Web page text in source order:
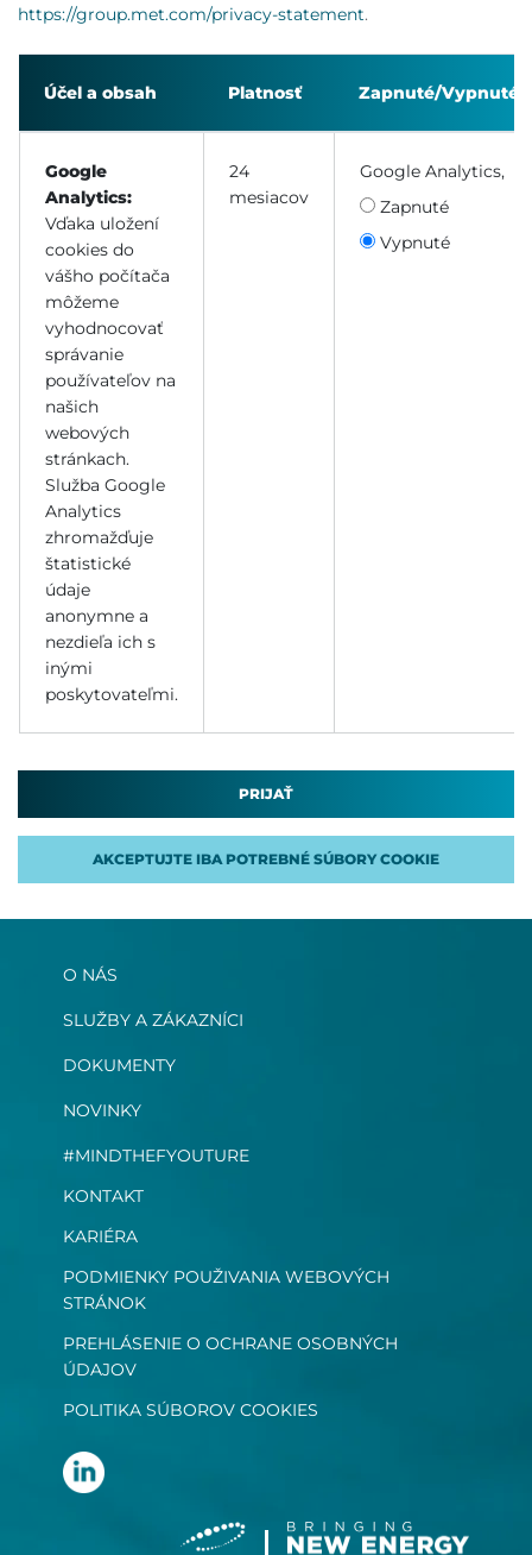
https://group.met.com/privacy-statement.
Účel a obsah Platnosť Zapnuté/Vypnuté
Google
Analytics:
Vďaka uložení
cookies do
vášho počítača
môžeme
vyhodnocovať
správanie
používateľov na
našich
webových
stránkach.
Služba Google
Analytics
zhromažďuje
štatistické
údaje
anonymne a
nezdieľa ich s
inými
poskytovateľmi.
24
mesiacov
Google Analytics,
Zapnuté
Vypnuté
PRIJAŤ
AKCEPTUJTE IBA POTREBNÉ SÚBORY COOKIE
O NÁS
SLUŽBY A ZÁKAZNÍCI
DOKUMENTY
NOVINKY
#MINDTHEFYOUTURE
KONTAKT
KARIÉRA
PODMIENKY POUŽIVANIA WEBOVÝCH
STRÁNOK
PREHLÁSENIE O OCHRANE OSOBNÝCH
ÚDAJOV
POLITIKA SÚBOROV COOKIES